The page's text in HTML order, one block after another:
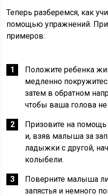
Теперь разберемся, как
помощью упражнений.
примеров:
Положите ребенка
медленно
затем в обратном
чтобы ваша голова
Призовите на помощь
и, взяв малыша за
ладыжки с другой,
колыбели.
Поверните малыша
запястья и немного